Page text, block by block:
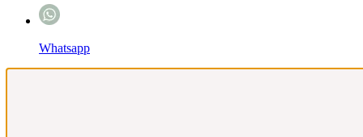
Whatsapp